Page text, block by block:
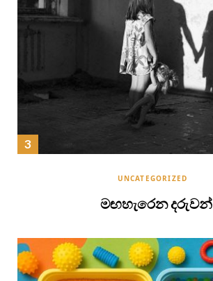
UNCATEGORIZED
මඟහැරෙන දරුවන්